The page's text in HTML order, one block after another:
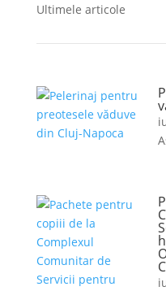
Ultimele articole